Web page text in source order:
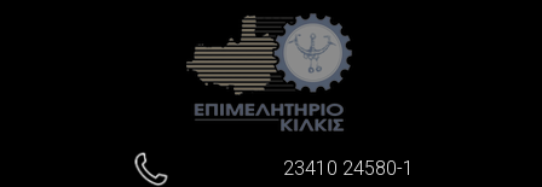
23410 24580-1